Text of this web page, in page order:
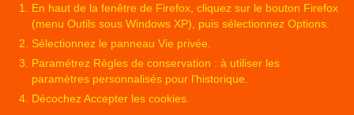
En haut de la fenêtre de Firefox, cliquez sur le bouton Firefox
(menu Outils sous Windows XP), puis sélectionnez Options.
Sélectionnez le panneau Vie privée.
Paramétrez Règles de conservation : à utiliser les
paramètres personnalisés pour l’historique.
Décochez Accepter les cookies.